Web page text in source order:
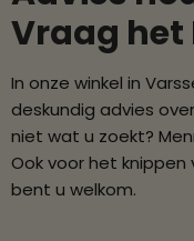
Vraag het
In onze winkel in
deskundig advies
niet wat u zoekt?
Ook voor het knippen
bent u welkom.